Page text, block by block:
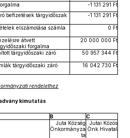
-1 131 291 Ft
befizetések tárgyidőszak
-1 131 291 Ft
elszámolása számla
0 Ft
átvett
forgalma
20 000 000 Ft
tárgyidőszaki záró
50 957 344 Ft
tárgyidőszaki záró
16 042 730 Ft
rendelethez
kimutatás
B
C
Juta Község
Önkormányza
ta
Jutai Közös
Önk.Hivatal